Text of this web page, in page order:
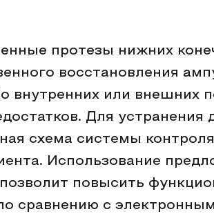
протезы нижних
восстановления
внутренних или внешних
Для устранения
схема системы
Использование
повысить
сравнению с